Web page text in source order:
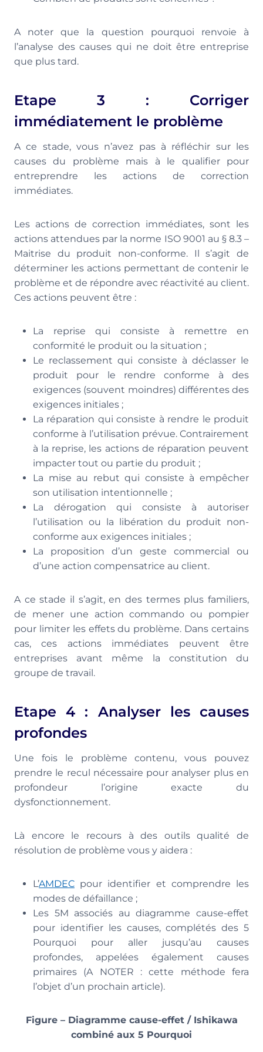
A noter que la question pourquoi renvoie à
l’analyse des causes qui ne doit être entreprise
que plus tard.
Etape 3 : Corriger
immédiatement le problème
A ce stade, vous n’avez pas à réfléchir sur les
causes du problème mais à le qualifier pour
entreprendre les actions de correction
immédiates.
Les actions de correction immédiates, sont les
actions attendues par la norme ISO 9001 au § 8.3 –
Maitrise du produit non-conforme. Il s’agit de
déterminer les actions permettant de contenir le
problème et de répondre avec réactivité au client.
Ces actions peuvent être :
La reprise qui consiste à remettre en
conformité le produit ou la situation ;
Le reclassement qui consiste à déclasser le
produit pour le rendre conforme à des
exigences (souvent moindres) différentes des
exigences initiales ;
La réparation qui consiste à rendre le produit
conforme à l’utilisation prévue. Contrairement
à la reprise, les actions de réparation peuvent
impacter tout ou partie du produit ;
La mise au rebut qui consiste à empêcher
son utilisation intentionnelle ;
La dérogation qui consiste à autoriser
l’utilisation ou la libération du produit non-
conforme aux exigences initiales ;
La proposition d’un geste commercial ou
d’une action compensatrice au client.
A ce stade il s’agit, en des termes plus familiers,
de mener une action commando ou pompier
pour limiter les effets du problème. Dans certains
cas, ces actions immédiates peuvent être
entreprises avant même la constitution du
groupe de travail.
Etape 4 : Analyser les causes
profondes
Une fois le problème contenu, vous pouvez
prendre le recul nécessaire pour analyser plus en
profondeur l’origine exacte du
dysfonctionnement.
Là encore le recours à des outils qualité de
résolution de problème vous y aidera :
L’AMDEC pour identifier et comprendre les
modes de défaillance ;
Les 5M associés au diagramme cause-effet
pour identifier les causes, complétés des 5
Pourquoi pour aller jusqu’au causes
profondes, appelées également causes
primaires (A NOTER : cette méthode fera
l’objet d’un prochain article).
Figure – Diagramme cause-effet / Ishikawa
combiné aux 5 Pourquoi